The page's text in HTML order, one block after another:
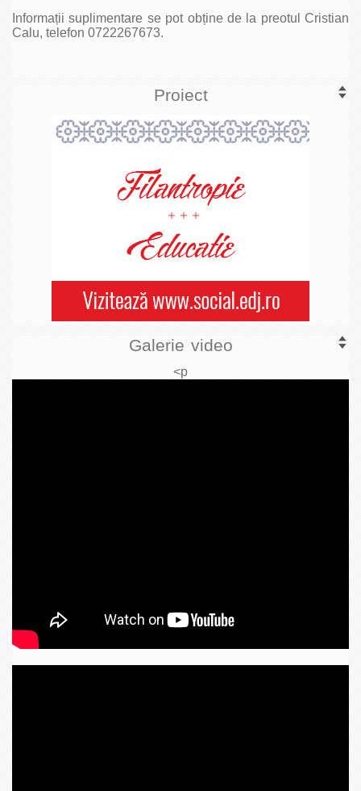
Informații suplimentare se pot obține de la preotul Cristian
Calu, telefon 0722267673.
Proiect
Galerie video
<p